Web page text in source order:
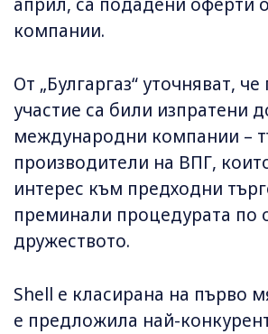
април, са подадени оферти
компании.
От „Булгаргаз“ уточняват,
участие са били изпратени
международни компании –
производители на ВПГ,
интерес към предходни
преминали процедурата по
дружеството.
Shell е класирана на първо
е предложила най-